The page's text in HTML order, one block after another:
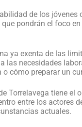
de los
pondrán el foco
ya exenta de las
las necesidades
cómo preparar un
Torrelavega tiene
entre los actores
actuales.